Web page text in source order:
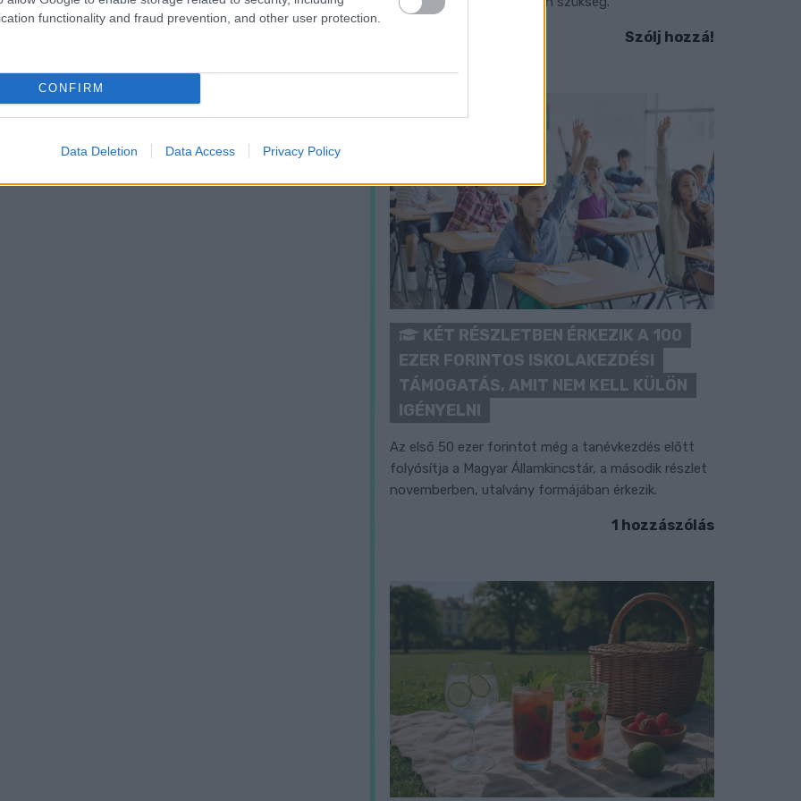
functionality and fraud prevention, and other user protection.
CONFIRM
Data Deletion Data Access Privacy Policy
Szólj hozzá!
KÉT RÉSZLETBEN ÉRKEZIK A 100
EZER FORINTOS ISKOLAKEZDÉSI
TÁMOGATÁS, AMIT NEM KELL KÜLÖN
IGÉNYELNI
Az első 50 ezer forintot még a tanévkezdés előtt
folyósítja a Magyar Államkincstár, a második részlet
novemberben, utalvány formájában érkezik.
1 hozzászólás